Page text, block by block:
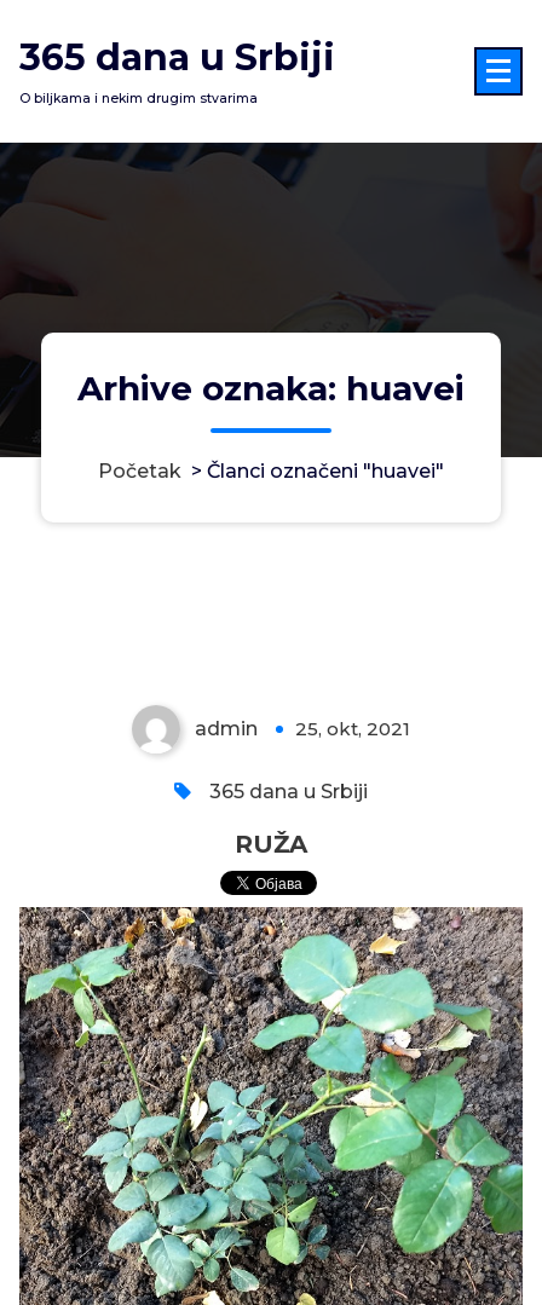
na
sadržaj
365 dana u Srbiji
O biljkama i nekim drugim stvarima
Arhive oznaka: huavei
Početak > Članci označeni "huavei"
admin 25, okt, 2021
365 dana u Srbiji
RUŽA